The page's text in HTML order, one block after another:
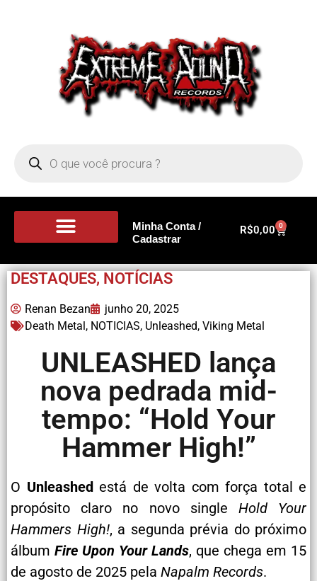
Minha Conta /
Cadastrar
R$0,00 0
DESTAQUES, NOTÍCIAS
Renan Bezan
junho 20, 2025
Death Metal, NOTICIAS, Unleashed, Viking Metal
UNLEASHED lança
nova pedrada mid-
tempo: “Hold Your
Hammer High!”
O Unleashedestá de volta com força total e
propósito claro no novo single Hold Your
Hammers High!, a segunda prévia do próximo
álbum Fire Upon Your Lands, que chega em 15
de agosto de 2025 pela Napalm Records.